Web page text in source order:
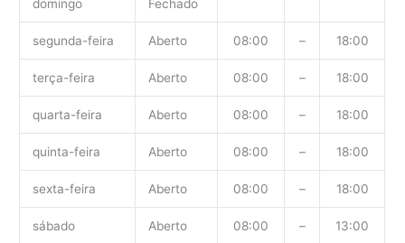
domingo Fechado
segunda-feira Aberto 08:00 – 18:00
terça-feira Aberto 08:00 – 18:00
quarta-feira Aberto 08:00 – 18:00
quinta-feira Aberto 08:00 – 18:00
sexta-feira Aberto 08:00 – 18:00
sábado Aberto 08:00 – 13:00